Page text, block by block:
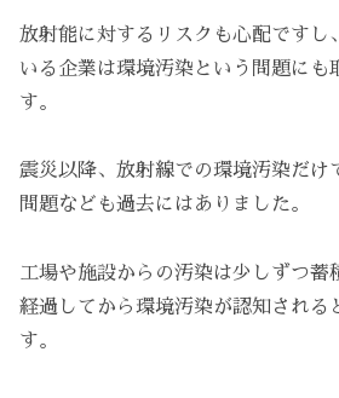
放射能に対するリスクも心配ですし
いる企業は環境汚染という問題にも
す。
震災以降、放射線での環境汚染だけ
問題なども過去にはありました。
工場や施設からの汚染は少しずつ蓄
経過してから環境汚染が認知される
す。